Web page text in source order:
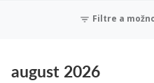
Filtre a
august 2026